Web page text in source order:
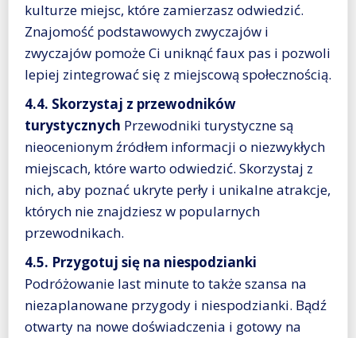
kulturze miejsc, które zamierzasz odwiedzić.
Znajomość podstawowych zwyczajów i
zwyczajów pomoże Ci uniknąć faux pas i pozwoli
lepiej zintegrować się z miejscową społecznością.
4.4. Skorzystaj z przewodników
turystycznych Przewodniki turystyczne są
nieocenionym źródłem informacji o niezwykłych
miejscach, które warto odwiedzić. Skorzystaj z
nich, aby poznać ukryte perły i unikalne atrakcje,
których nie znajdziesz w popularnych
przewodnikach.
4.5. Przygotuj się na niespodzianki
Podróżowanie last minute to także szansa na
niezaplanowane przygody i niespodzianki. Bądź
otwarty na nowe doświadczenia i gotowy na